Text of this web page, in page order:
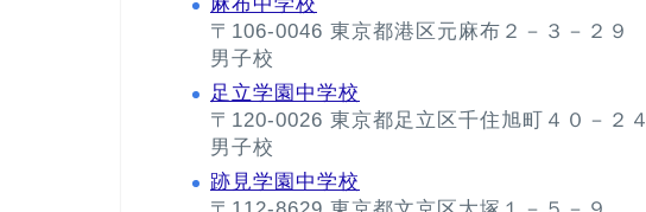
〒106-0046 東京都港区元麻布２－３－２９
男子校
足立学園中学校
〒120-0026 東京都足立区千住旭町４０－２４
男子校
跡見学園中学校